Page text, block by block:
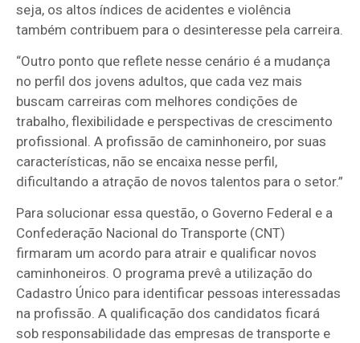
seja, os altos índices de acidentes e violência
também contribuem para o desinteresse pela carreira.
“Outro ponto que reflete nesse cenário é a mudança
no perfil dos jovens adultos, que cada vez mais
buscam carreiras com melhores condições de
trabalho, flexibilidade e perspectivas de crescimento
profissional. A profissão de caminhoneiro, por suas
características, não se encaixa nesse perfil,
dificultando a atração de novos talentos para o setor.”
Para solucionar essa questão, o Governo Federal e a
Confederação Nacional do Transporte (CNT)
firmaram um acordo para atrair e qualificar novos
caminhoneiros. O programa prevê a utilização do
Cadastro Único para identificar pessoas interessadas
na profissão. A qualificação dos candidatos ficará
sob responsabilidade das empresas de transporte e